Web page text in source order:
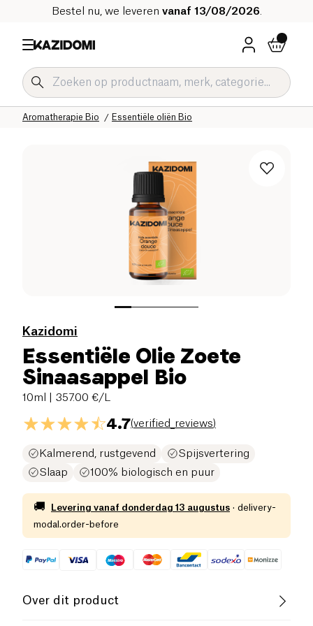
Bestel nu, we leveren vanaf 13/08/2026
Essentiële oliën Bio
Aromatherapie Bio
Welzijn & Gezondheid
Onze biologische catalogus
Home
Kazidomi
Essentiële Olie Zoete
Sinaasappel Bio
10ml | 357.00 €/L
4.7(verified_reviews)
Kalmerend, rustgevend
Spijsvertering
Slaap
100% biologisch en puur
🚚 Levering vanaf donderdag 13 augustus · delivery-
modal.order-before
Over dit product